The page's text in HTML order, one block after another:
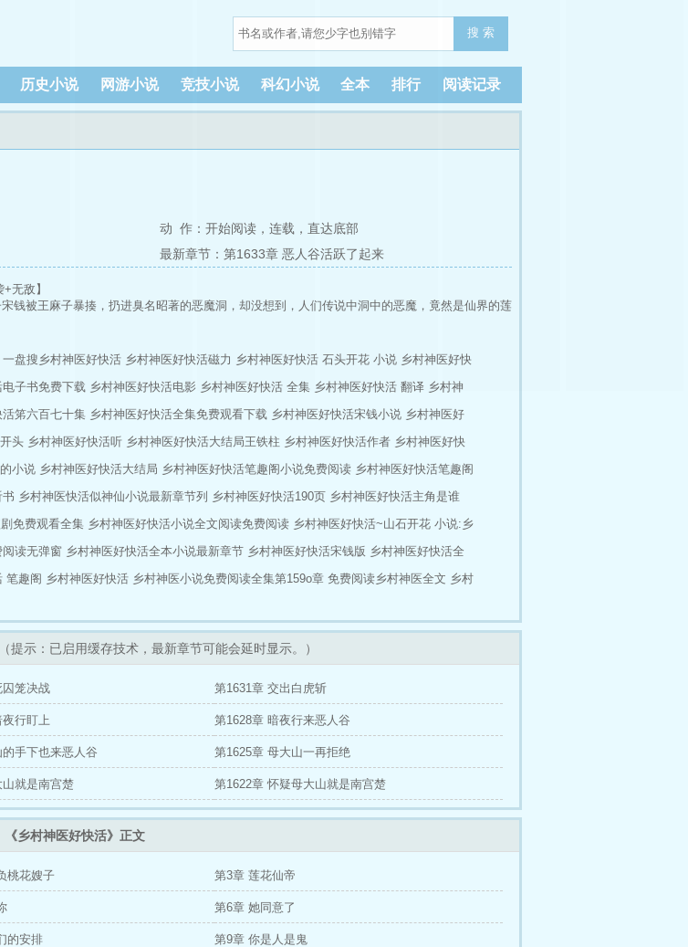
搜 索
历史小说 网游小说 竞技小说 科幻小说 全本 排行 阅读记录
动 作： 开始阅读，连载， 直达底部
最新章节：第1633章 恶人谷活跃了起来
无敌】
钱被王麻子暴揍，扔进臭名昭著的恶魔洞，却没想到，人们传说中洞中的恶魔，竟然是仙界的莲
之路。
人生巅峰。
一盘搜乡村神医好快活 乡村神医好快活磁力 乡村神医好快活 石头开花 小说 乡村神医好快
子书免费下载 乡村神医好快活电影 乡村神医好快活 全集 乡村神医好快活 翻译 乡村神
笫六百七十集 乡村神医好快活全集免费观看下载 乡村神医好快活宋钱小说 乡村神医好
头 乡村神医好快活听 乡村神医好快活大结局王铁柱 乡村神医好快活作者 乡村神医好快
小说 乡村神医好快活大结局 乡村神医好快活笔趣阁小说免费阅读 乡村神医好快活笔趣阁
书 乡村神医快活似神仙小说最新章节列 乡村神医好快活190页 乡村神医好快活主角是谁
免费观看全集 乡村神医好快活小说全文阅读免费阅读 乡村神医好快活~山石开花 小说:乡
读无弹窗 乡村神医好快活全本小说最新章节 乡村神医好快活宋钱版 乡村神医好快活全
笔趣阁 乡村神医好快活 乡村神医小说免费阅读全集第159o章 免费阅读乡村神医全文 乡村
（提示：已启用缓存技术，最新章节可能会延时显示。）
笼决战 第1631章 交出白虎斩
行盯上 第1628章 暗夜行来恶人谷
手下也来恶人谷 第1625章 母大山一再拒绝
就是南宫楚 第1622章 怀疑母大山就是南宫楚
《乡村神医好快活》正文
桃花嫂子 第3章 莲花仙帝
第6章 她同意了
的安排 第9章 你是人是鬼